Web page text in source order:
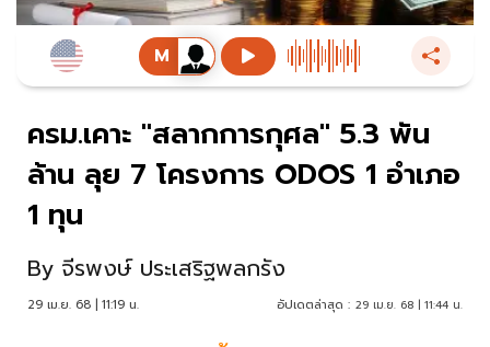
ครม.เคาะ "สลากการกุศล" 5.3 พัน
ล้าน ลุย 7 โครงการ ODOS 1 อำเภอ
1 ทุน
By จีรพงษ์ ประเสริฐพลกรัง
29 เม.ย. 68 | 11:19 น. อัปเดตล่าสุด : 29 เม.ย. 68 | 11:44 น.